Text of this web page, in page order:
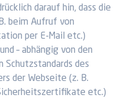
darauf hin, dass die
beim Aufruf von
per E-Mail etc.)
– abhängig von den
des
der Webseite (z. B.
etc.)